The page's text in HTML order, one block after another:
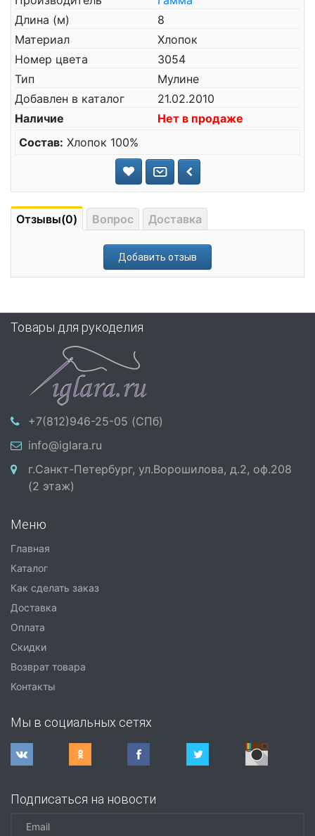
Длина (м)
8
Материал
Хлопок
Номер цвета
3054
Тип
Мулине
Добавлен в каталог
21.02.2010
Наличие
Нет в продаже
Состав: Хлопок 100%
Отзывы(0) Вопрос Доставка
Добавить отзыв
Товары для рукоделия
+7(812)946-25-05 (СПб)
info@iglara.ru
г.Санкт-Петербург, ул.Ворошилова, д.2, оф.208
(2 этаж)
Меню
Главная
Каталог
Как сделать заказ
Доставка
Оплата
Скидки
Возврат товара
Контакты
Мы в социальных сетях
Подписаться на новости